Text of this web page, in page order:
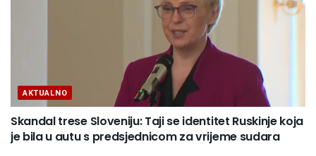
AKTUALNO
Skandal trese Sloveniju: Taji se identitet Ruskinje koja
je bila u autu s predsjednicom za vrijeme sudara